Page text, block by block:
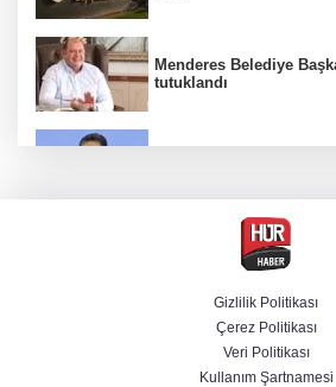
Menderes Belediye
tutuklandı
Hür Ağbaba
hareketlerini inceledi
Bakan Gürlek: Kanunda
düzenleme yok
Gizlilik Politikası
Çerez Politikası
Veri Politikası
Kullanım Şartnamesi